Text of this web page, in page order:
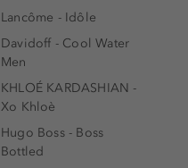
Lancôme - Idôle
Davidoff - Cool Water
Men
KHLOÉ KARDASHIAN -
Xo Khloè
Hugo Boss - Boss
Bottled